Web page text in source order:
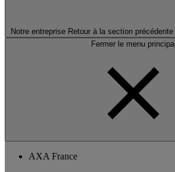
Notre entreprise Retour à la section précédente
Fermer le menu principal
AXA France